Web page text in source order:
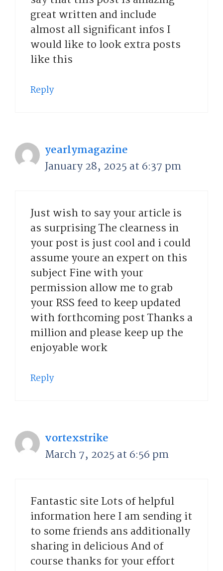
great written and include
almost all significant infos I
would like to look extra posts
like this
Reply
yearlymagazine
January 28, 2025 at 6:37 pm
Just wish to say your article is
as surprising The clearness in
your post is just cool and i could
assume youre an expert on this
subject Fine with your
permission allow me to grab
your RSS feed to keep updated
with forthcoming post Thanks a
million and please keep up the
enjoyable work
Reply
vortexstrike
March 7, 2025 at 6:56 pm
Fantastic site Lots of helpful
information here I am sending it
to some friends ans additionally
sharing in delicious And of
course thanks for your effort